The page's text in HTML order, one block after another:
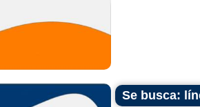
Se busca: